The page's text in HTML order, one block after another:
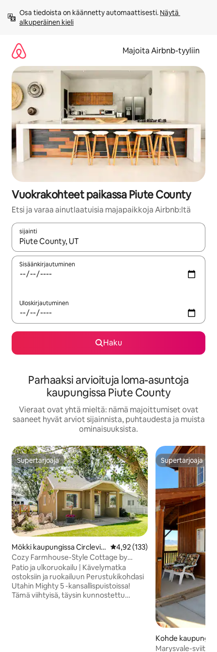
sisältö
väliin
Osa tiedoista on käännetty automaattisesti. Näytä
alkuperäinen kieli
Majoita Airbnb-tyyliin
Vuokrakohteet paikassa Piute County
Etsi ja varaa ainutlaatuisia majapaikkoja Airbnb:ltä
sijainti
Kun tulokset ovat saatavilla, navigoi ylös- ja alas-
Sisäänkirjautuminen
Uloskirjautuminen
Haku
Parhaaksi arvioituja loma-asuntoja
kaupungissa Piute County
Vieraat ovat yhtä mieltä: nämä majoittumiset ovat
saaneet hyvät arviot sijainnista, puhtaudesta ja muista
ominaisuuksista.
Supertarjoaja
Supertarjoaja
Mökki kaupungissa Circlevill
e
Keskimääräinen arvio 4,92/5,
4,92 (133)
Cozy Farmhouse-Style Cottage by
Mighty 5 Ntl Parks
Patio ja ulkoruokailu | Kävelymatka
ostoksiin ja ruokailuun Perustukikohdasi
Utahin Mighty 5 -kansallispuistoissa!
Tämä viihtyisä, täysin kunnostettu
Supertarjoaja
Supertarjoaja
Kohde
Marysvale-sviitti